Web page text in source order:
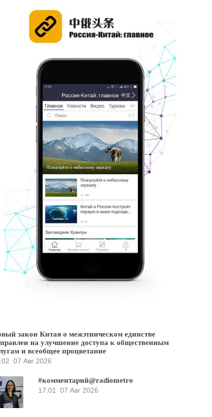
закон Китая о межэтническом единстве
на улучшение доступа к общественным
и всеобщее процветание
07 Авг 2026
#комментарий@radiometro
17:01
07 Авг 2026